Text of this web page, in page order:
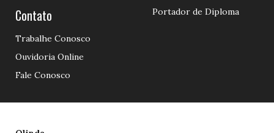
Contato
Trabalhe Conosco
Ouvidoria Online
Fale Conosco
Portador de Diploma